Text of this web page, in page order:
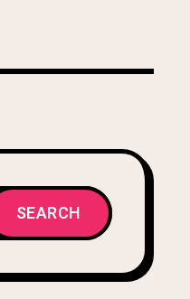
SEARCH